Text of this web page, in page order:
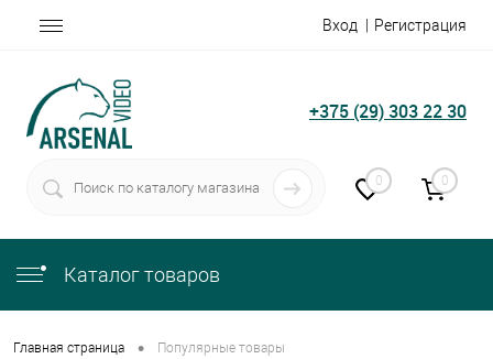
Вход Регистрация
+375 (29) 303 22 30
0 0
Каталог товаров
Главная страница • Популярные товары